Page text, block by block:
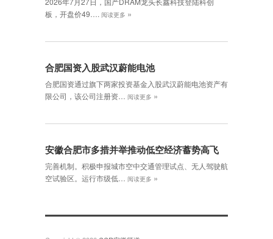
板，开盘价49…. 阅读更多 »
合肥国资入股武汉蔚能电池
合肥国资通过旗下两家投资基金入股武汉蔚能电池资产有
限公司，该公司注册资…
阅读更多 »
安徽合肥市多措并举推动低空经济蓄势高飞
完善机制。积极申报城市空中交通管理试点、无人驾驶航
空试验区。运行市级低…
阅读更多 »